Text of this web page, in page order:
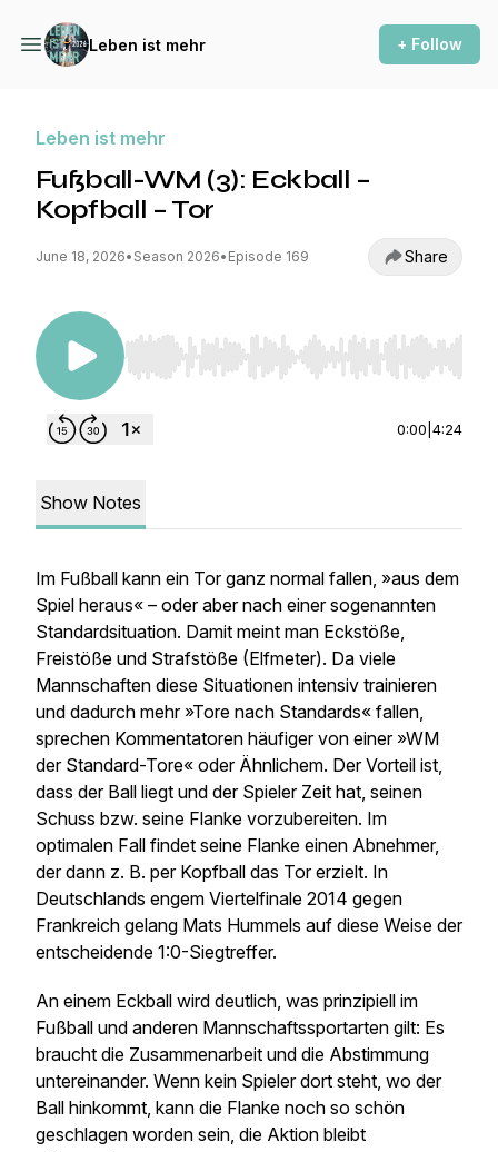
Leben ist mehr + Follow
Leben ist mehr
Fußball-WM (3): Eckball –
Kopfball – Tor
June 18, 2026• Season 2026• Episode 169 Share
Use Left/Right to seek, Home/End to jump to
0:00 4:24
Show Notes
Im Fußball kann ein Tor ganz normal fallen, »aus dem
Spiel heraus« – oder aber nach einer sogenannten
Standardsituation. Damit meint man Eckstöße,
Freistöße und Strafstöße (Elfmeter). Da viele
Mannschaften diese Situationen intensiv trainieren
und dadurch mehr »Tore nach Standards« fallen,
sprechen Kommentatoren häufiger von einer »WM
der Standard-Tore« oder Ähnlichem. Der Vorteil ist,
dass der Ball liegt und der Spieler Zeit hat, seinen
Schuss bzw. seine Flanke vorzubereiten. Im
optimalen Fall findet seine Flanke einen Abnehmer,
der dann z. B. per Kopfball das Tor erzielt. In
Deutschlands engem Viertelfinale 2014 gegen
Frankreich gelang Mats Hummels auf diese Weise der
entscheidende 1:0-Siegtreffer.
An einem Eckball wird deutlich, was prinzipiell im
Fußball und anderen Mannschaftssportarten gilt: Es
braucht die Zusammenarbeit und die Abstimmung
untereinander. Wenn kein Spieler dort steht, wo der
Ball hinkommt, kann die Flanke noch so schön
geschlagen worden sein, die Aktion bleibt